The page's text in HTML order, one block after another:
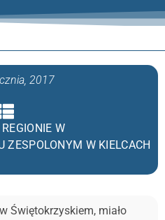
2017
W
W KIELCACH
Świętokrzyskiem, miało